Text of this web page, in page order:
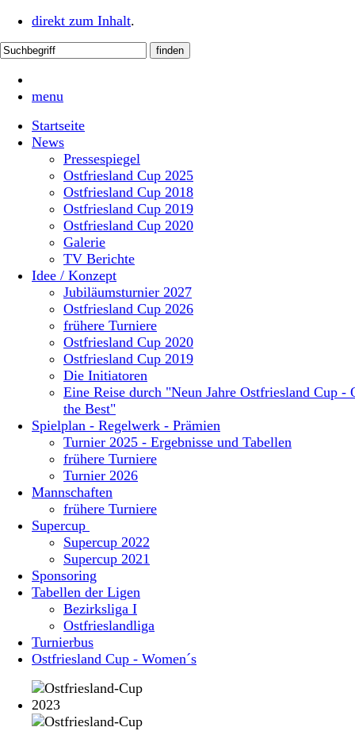
direkt zum Inhalt.
menu
Startseite
News
Pressespiegel
Ostfriesland Cup 2025
Ostfriesland Cup 2018
Ostfriesland Cup 2019
Ostfriesland Cup 2020
Galerie
TV Berichte
Idee / Konzept
Jubiläumsturnier 2027
Ostfriesland Cup 2026
frühere Turniere
Ostfriesland Cup 2020
Ostfriesland Cup 2019
Die Initiatoren
Eine Reise durch "Neun Jahre Ostfriesland Cup -
the Best"
Spielplan - Regelwerk - Prämien
Turnier 2025 - Ergebnisse und Tabellen
frühere Turniere
Turnier 2026
Mannschaften
frühere Turniere
Supercup
Supercup 2022
Supercup 2021
Sponsoring
Tabellen der Ligen
Bezirksliga I
Ostfrieslandliga
Turnierbus
Ostfriesland Cup - Women´s